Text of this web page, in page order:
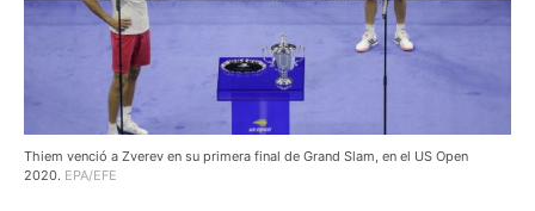
Thiem venció a Zverev en su primera final de Grand Slam, en el US Open
2020. EPA/EFE